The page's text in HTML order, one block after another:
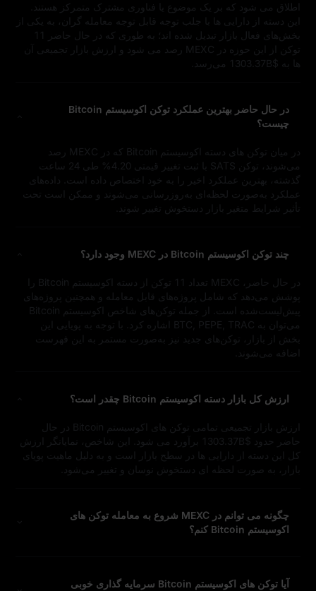
اطلاق می‌ شود که بر یک موضوع یا فناوری مشترک متمرکز هستند.
این دسته از دارایی‌ ها با جلب توجه قابل‌ توجه معامله‌ گران، به یکی از
بخش‌های فعال بازار تبدیل شده‌ اند؛ به‌ طوری‌ که در حال حاضر 11
توکن از این حوزه در MEXC رصد می‌ شود و ارزش بازار تجمیعی آن‌
ها به $1303.37B می‌رسد.
در حال حاضر بهترین عملکرد توکن اکوسیستم Bitcoin
چیست؟
در میان توکن‌ های دسته اکوسیستم Bitcoin که در MEXC رصد
می‌شوند، توکن SATS با ثبت تغییر قیمتی 4.20% طی 24 ساعت
گذشته، بهترین عملکرد اخیر را به خود اختصاص داده است. داده‌های
عملکرد به‌صورت لحظه‌ای به‌روزرسانی می‌شوند و ممکن است تحت
تأثیر شرایط متغیر بازار دستخوش تغییر شوند.
چند توکن اکوسیستم Bitcoin در MEXC وجود دارد؟
پوشش می‌دهد که شامل پروژه‌های قابل معامله و همچنین پروژه‌های
پیش‌لیست‌شده است. از جمله توکن‌های شاخص اکوسیستم Bitcoin
می‌توان به BTC, PEPE, TRAC اشاره کرد. با توجه به پویایی این
بخش از بازار، توکن‌های جدید نیز به‌صورت مستمر به این فهرست
اضافه می‌شوند.
ارزش کل بازار دسته اکوسیستم Bitcoin چقدر است؟
ارزش بازار تجمیعی تمامی توکن‌ های اکوسیستم Bitcoin در حال
حاضر حدود $1303.37B برآورد می‌ شود. این شاخص، نمایانگر ارزش
کل این دسته از دارایی‌ ها در سطح بازار است و به‌ دلیل ماهیت پویای
بازار، به‌ صورت لحظه‌ ای دستخوش نوسان و تغییر می‌شود.
چگونه می‌ توانم در MEXC شروع به معامله توکن‌ های
اکوسیستم Bitcoin کنم؟
آیا توکن‌ های اکوسیستم Bitcoin سرمایه‌ گذاری خوبی